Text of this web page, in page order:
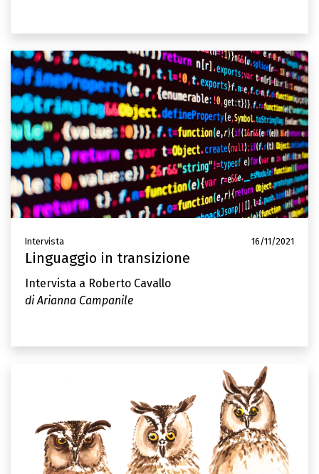
Intervista 16/11/2021
Linguaggio in transizione
Intervista a Roberto Cavallo
di Arianna Campanile